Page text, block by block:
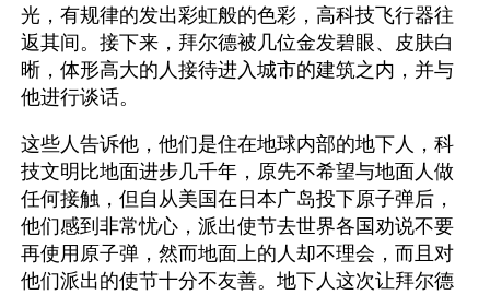
光，有规律的发出彩虹般的色彩，高科技飞行器往
返其间。接下来，拜尔德被几位金发碧眼、皮肤白
晰，体形高大的人接待进入城市的建筑之内，并与
他进行谈话。
这些人告诉他，他们是住在地球内部的地下人，科
技文明比地面进步几千年，原先不希望与地面人做
任何接触，但自从美国在日本广岛投下原子弹后，
他们感到非常忧心，派出使节去世界各国劝说不要
再使用原子弹，然而地面上的人却不理会，而且对
他们派出的使节十分不友善。地下人这次让拜尔德